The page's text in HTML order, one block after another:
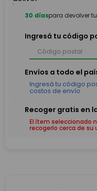
30 díaspara devolver
Ingresá tu código
El ítem seleccionado
recogerlo cerca de su